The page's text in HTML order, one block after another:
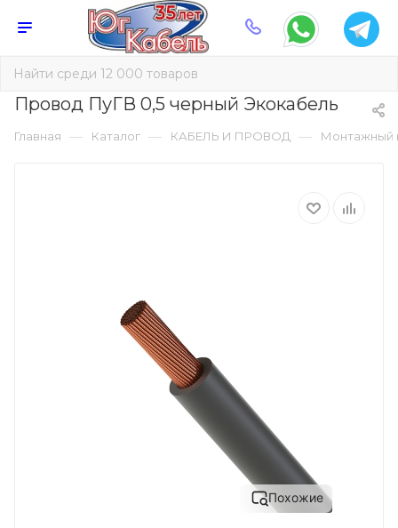
Провод ПуГВ 0,5 черный Экокабель
Главная — Каталог — КАБЕЛЬ И ПРОВОД — Монтажный
Похожие